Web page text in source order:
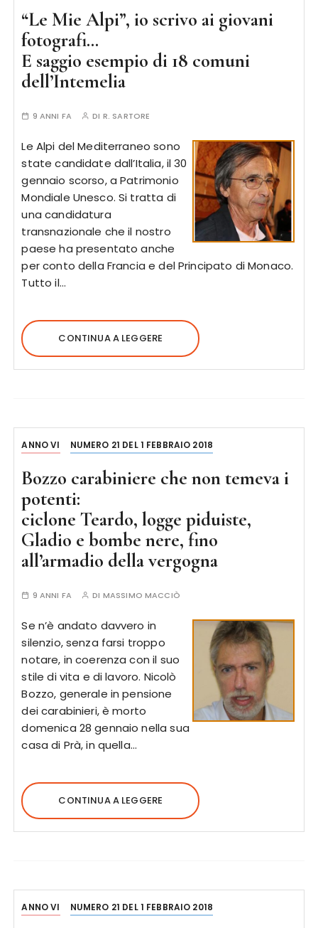
“Le Mie Alpi”, io scrivo ai giovani
fotografi…
E saggio esempio di 18 comuni
dell’Intemelia
9 ANNI FA DI R. SARTORE
Le Alpi del Mediterraneo sono
state candidate dall’Italia, il 30
gennaio scorso, a Patrimonio
Mondiale Unesco. Si tratta di
una candidatura
transnazionale che il nostro
paese ha presentato anche
per conto della Francia e del Principato di Monaco.
Tutto il…
CONTINUA A LEGGERE
ANNO VI NUMERO 21 DEL 1 FEBBRAIO 2018
Bozzo carabiniere che non temeva i
potenti:
ciclone Teardo, logge piduiste,
Gladio e bombe nere, fino
all’armadio della vergogna
9 ANNI FA DI MASSIMO MACCIÒ
Se n’è andato davvero in
silenzio, senza farsi troppo
notare, in coerenza con il suo
stile di vita e di lavoro. Nicolò
Bozzo, generale in pensione
dei carabinieri, è morto
domenica 28 gennaio nella sua
casa di Prà, in quella…
CONTINUA A LEGGERE
ANNO VI NUMERO 21 DEL 1 FEBBRAIO 2018